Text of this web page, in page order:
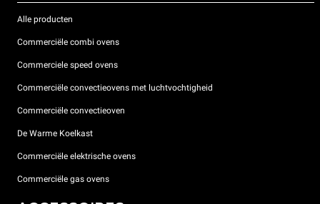
Alle producten
Commerciële combi ovens
Commerciele speed ovens
Commerciële convectieovens met luchtvochtigheid
Commerciële convectieoven
De Warme Koelkast
Commerciële elektrische ovens
Commerciële gas ovens